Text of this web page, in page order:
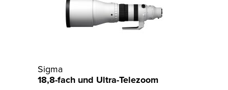
Sigma
18,8-fach und Ultra-Telezoom